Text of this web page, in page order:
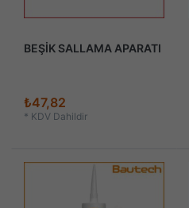
BEŞİK SALLAMA APARATI
₺47,82
* KDV Dahildir